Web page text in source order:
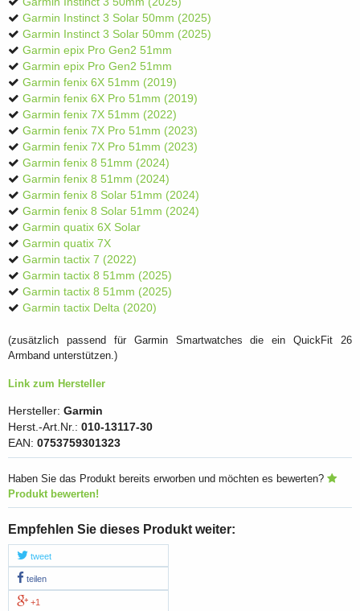
Garmin Instinct 3 Solar 50mm (2025)
Garmin Instinct 3 Solar 50mm (2025)
Garmin epix Pro Gen2 51mm
Garmin epix Pro Gen2 51mm
Garmin fenix 6X 51mm (2019)
Garmin fenix 6X Pro 51mm (2019)
Garmin fenix 7X 51mm (2022)
Garmin fenix 7X Pro 51mm (2023)
Garmin fenix 7X Pro 51mm (2023)
Garmin fenix 8 51mm (2024)
Garmin fenix 8 51mm (2024)
Garmin fenix 8 Solar 51mm (2024)
Garmin fenix 8 Solar 51mm (2024)
Garmin quatix 6X Solar
Garmin quatix 7X
Garmin tactix 7 (2022)
Garmin tactix 8 51mm (2025)
Garmin tactix 8 51mm (2025)
Garmin tactix Delta (2020)
(zusätzlich passend für Garmin Smartwatches die ein QuickFit 26
Armband unterstützen.)
Link zum Hersteller
Hersteller: Garmin
Herst.-Art.Nr.: 010-13117-30
EAN: 0753759301323
Haben Sie das Produkt bereits erworben und möchten es bewerten?
Produkt bewerten!
Empfehlen Sie dieses Produkt weiter:
tweet
teilen
+1